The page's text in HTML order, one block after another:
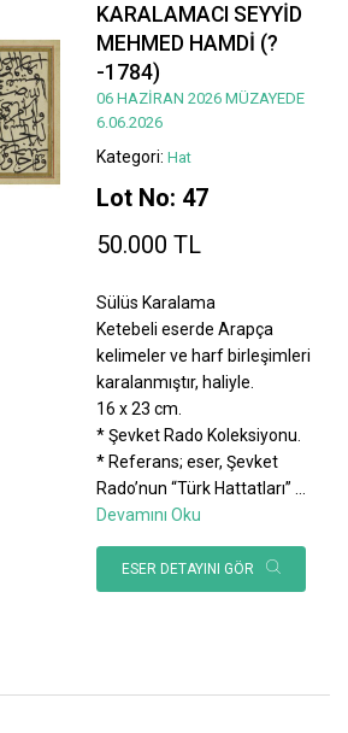
KARALAMACI SEYYİD
MEHMED HAMDİ (?
-1784)
06 HAZİRAN 2026 MÜZAYEDE
6.06.2026
Kategori: Hat
Lot No: 47
50.000 TL
Sülüs Karalama
Ketebeli eserde Arapça
kelimeler ve harf birleşimleri
karalanmıştır, haliyle.
16 x 23 cm.
* Şevket Rado Koleksiyonu.
* Referans; eser, Şevket
Rado’nun “Türk Hattatları”
Devamını Oku
ESER DETAYINI GÖR